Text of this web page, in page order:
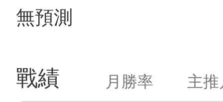
無預測
戰績 月勝率 主